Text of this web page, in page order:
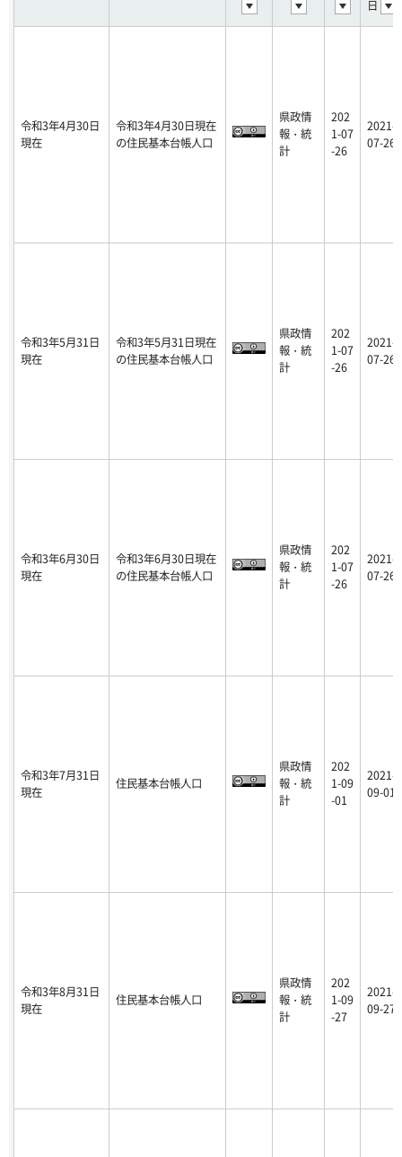
日
令和3年4月30日
現在
令和3年4月30日現在
の住民基本台帳人口
県政情
報・統
計
202
1-07
-26
2021-
07-26
令和3年5月31日
現在
令和3年5月31日現在
の住民基本台帳人口
県政情
報・統
計
202
1-07
-26
2021-
07-26
令和3年6月30日
現在
令和3年6月30日現在
の住民基本台帳人口
県政情
報・統
計
202
1-07
-26
2021-
07-26
令和3年7月31日
現在
住民基本台帳人口
県政情
報・統
計
202
1-09
-01
2021-
09-01
令和3年8月31日
現在
住民基本台帳人口
県政情
報・統
計
202
1-09
-27
2021-
09-27